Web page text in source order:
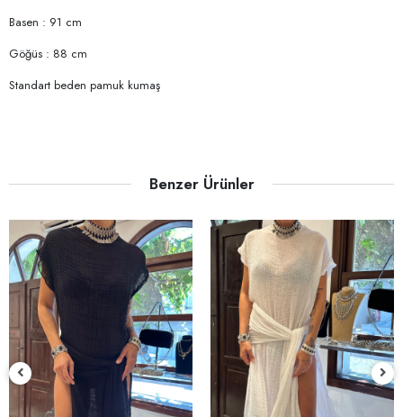
Basen : 91 cm
Göğüs : 88 cm
Standart beden pamuk kumaş
Benzer Ürünler